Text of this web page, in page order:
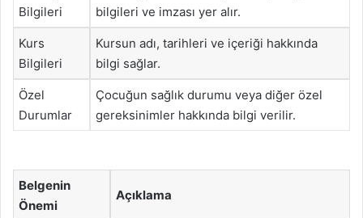
Bilgileri
bilgileri ve imzası yer alır.
Kurs
Bilgileri
Kursun adı, tarihleri ve içeriği hakkında
bilgi sağlar.
Özel
Durumlar
Çocuğun sağlık durumu veya diğer özel
gereksinimler hakkında bilgi verilir.
Belgenin
Önemi
Açıklama